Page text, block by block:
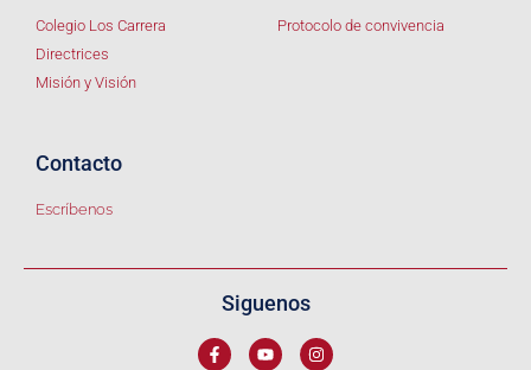
Colegio Los Carrera
Directrices
Misión y Visión
Protocolo de convivencia
Contacto
Escríbenos
Siguenos